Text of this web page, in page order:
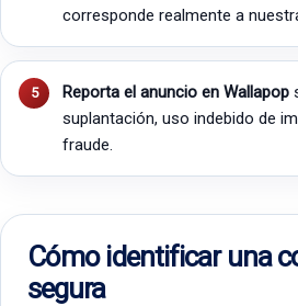
corresponde realmente a
Reporta el anuncio en Wallapop
suplantación, uso indebido de
fraude.
Cómo identificar una
segura